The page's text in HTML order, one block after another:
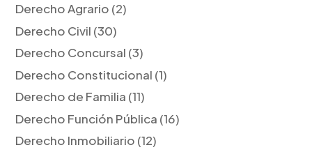
Derecho Agrario (2)
Derecho Civil (30)
Derecho Concursal (3)
Derecho Constitucional (1)
Derecho de Familia (11)
Derecho Función Pública (16)
Derecho Inmobiliario (12)